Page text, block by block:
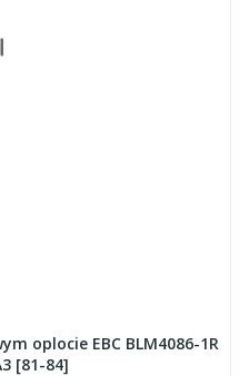
oplocie EBC BLM4086-1R
[81-84]